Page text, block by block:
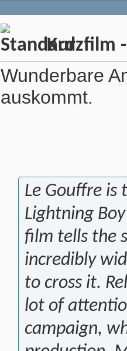
Kurzfilm
Wunderbare
auskommt.
Le Gouffre
Lightning
film tells the
incredibly
to cross it.
lot of
campaign,